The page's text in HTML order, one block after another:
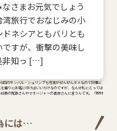
さまお元気でしょう
湾旅行でおなじみの小
ネシアともバリとも
すが、衝撃の美味し
非知っ […]
回のサンバル・シュリンプも写真がぜんぜんダメなので記事に
撮りにお店に行けばいいだけなのですが、なんせ私にとっては
長の尾島さんやマネージャーの喜古さんに言うんです。 「取材
には…